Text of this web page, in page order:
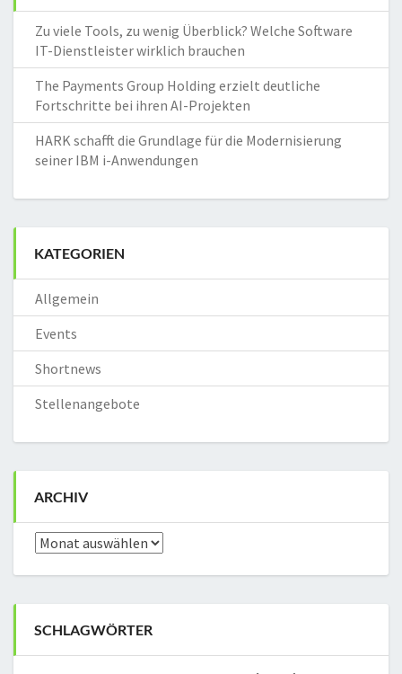
Zu viele Tools, zu wenig Überblick? Welche Software
IT-Dienstleister wirklich brauchen
The Payments Group Holding erzielt deutliche
Fortschritte bei ihren AI-Projekten
HARK schafft die Grundlage für die Modernisierung
seiner IBM i-Anwendungen
KATEGORIEN
Allgemein
Events
Shortnews
Stellenangebote
ARCHIV
Archiv
SCHLAGWÖRTER